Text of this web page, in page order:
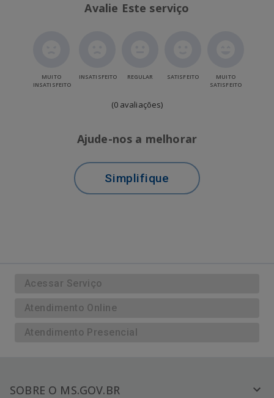
Avalie Este serviço
MUITO
INSATISFEITO
INSATISFEITO REGULAR SATISFEITO
MUITO
SATISFEITO
(0 avaliações)
Ajude-nos a melhorar
Simplifique
Acessar Serviço
Atendimento Online
Atendimento Presencial
SOBRE O MS.GOV.BR